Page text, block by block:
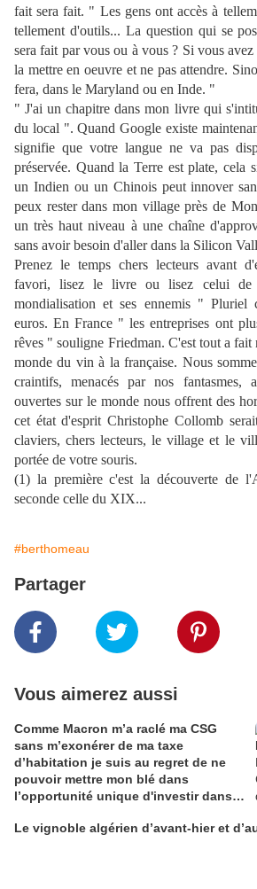
fait sera fait. " Les gens ont accès à
tellement d'outils... La question qui se
sera fait par vous ou à vous ? Si vous
la mettre en oeuvre et ne pas attendre.
fera, dans le Maryland ou en Inde. "
" J'ai un chapitre dans mon livre qui
du local ". Quand Google existe
signifie que votre langue ne va pas
préservée. Quand la Terre est plate, cela
un Indien ou un Chinois peut innover
peux rester dans mon village près de
un très haut niveau à une chaîne
sans avoir besoin d'aller dans la Silicon
Prenez le temps chers lecteurs avant
favori, lisez le livre ou lisez celui
mondialisation et ses ennemis " Pluriel
euros. En France " les entreprises ont
rêves " souligne Friedman. C'est tout a fait
monde du vin à la française. Nous
craintifs, menacés par nos fantasmes,
ouvertes sur le monde nous offrent des
cet état d'esprit Christophe Collomb
claviers, chers lecteurs, le village et le
portée de votre souris.
(1) la première c'est la découverte de
seconde celle du XIX...
#berthomeau
Partager
Vous aimerez aussi
Comme Macron m’a raclé ma CSG
sans m’exonérer de ma taxe
d’habitation je suis au regret de ne
pouvoir mettre mon blé dans
l’opportunité unique d'investir dans
Alain Edouard
Le vignoble algérien d’avant-hier et